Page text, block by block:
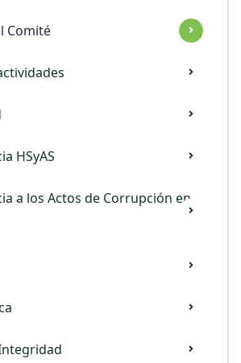
Comité
HSyAS
a los Actos de Corrupción en